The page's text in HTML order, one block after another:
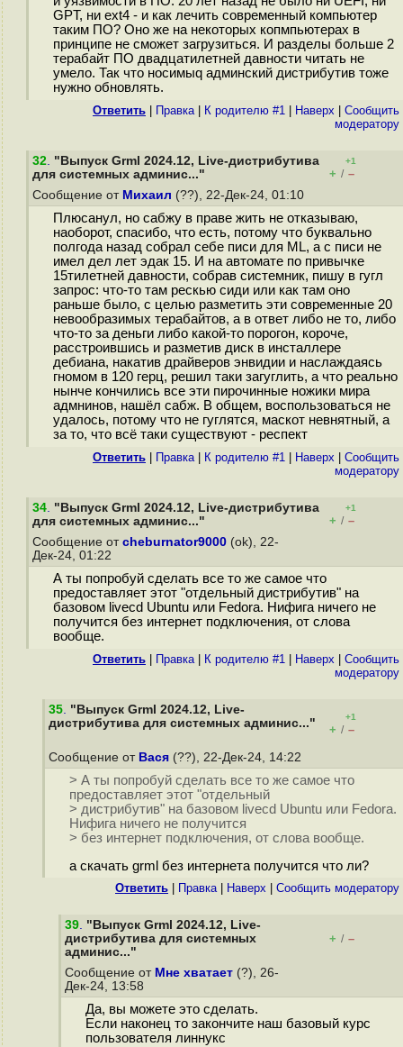
GPT, ни ext4 - и как лечить современный компьютер
таким ПО? Оно же на некоторых копмпьютерах в
принципе не сможет загрузиться. И разделы больше 2
терабайт ПО двадцатилетней давности читать не
умело. Так что носимыq админский дистрибутив тоже
нужно обновлять.
Ответить Правка| К родителю #1 Наверх
Cообщить
модератору
32. "Выпуск Grml 2024.12, Live-дистрибутива
для системных админис..."
+1
+ / –
Сообщение от Михаил (??), 22-Дек-24, 01:10
Плюсанул, но сабжу в праве жить не отказываю,
наоборот, спасибо, что есть, потому что буквально
полгода назад собрал себе писи для ML, а с писи не
имел дел лет эдак 15. И на автомате по привычке
15тилетней давности, собрав системник, пишу в гугл
запрос: что-то там рескью сиди или как там оно
раньше было, с целью разметить эти современные 20
невообразимых терабайтов, а в ответ либо не то, либо
что-то за деньги либо какой-то порогон, короче,
расстроившись и разметив диск в инсталлере
дебиана, накатив драйверов энвидии и наслаждаясь
гномом в 120 герц, решил таки загуглить, а что реально
нынче кончились все эти пирочинные ножики мира
адмнинов, нашёл сабж. В общем, воспользоваться не
удалось, потому что не гуглятся, маскот невнятный, а
за то, что всё таки существуют - респект
Ответить Правка| К родителю #1 Наверх
Cообщить
модератору
34. "Выпуск Grml 2024.12, Live-дистрибутива
для системных админис..."
+1
+ / –
Сообщение от cheburnator9000 (ok), 22-
Дек-24, 01:22
А ты попробуй сделать все то же самое что
предоставляет этот "отдельный дистрибутив" на
базовом livecd Ubuntu или Fedora. Нифига ничего не
получится без интернет подключения, от слова
вообще.
Ответить Правка| К родителю #1 Наверх
Cообщить
модератору
35. "Выпуск Grml 2024.12, Live-
дистрибутива для системных админис..."
+1
+ / –
Сообщение от Вася (??), 22-Дек-24, 14:22
> А ты попробуй сделать все то же самое что
предоставляет этот "отдельный
> дистрибутив" на базовом livecd Ubuntu или Fedora.
Нифига ничего не получится
> без интернет подключения, от слова вообще.
а скачать grml без интернета получится что ли?
Ответить Правка| Наверх Cообщить модератору
39. "Выпуск Grml 2024.12, Live-
дистрибутива для системных
админис..."
+ / –
Сообщение от Мне хватает (?), 26-
Дек-24, 13:58
Да, вы можете это сделать.
Если наконец то закончите наш базовый курс
пользователя линнукс